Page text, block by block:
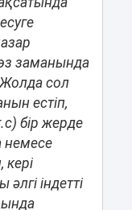
заманында
сол
естіп,
бір жерде
немесе
кері
індетті